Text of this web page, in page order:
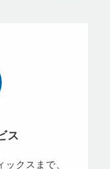
ス
クスまで、